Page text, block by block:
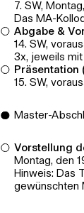
7. SW,
Das MA-
Abgabe &
14. SW,
3x, jeweils
Präsentation
15. SW,
Master-
Vorstellung
Montag, den
Hinweis: Das
gewünschten